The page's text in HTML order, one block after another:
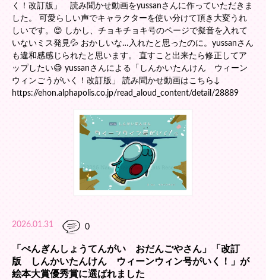
く！改訂版」 読み聞かせ動画をyussanさんに作っていただきま
した。 可愛らしい声でキャラクターを使い分けて頂き大変うれ
しいです。😍 しかし、チョキチョキ号のページで擬音を入れて
いないミス発見💦 おかしいな…入れたと思ったのに。yussanさん
も違和感感じられたと思います。 直すこと出来たら修正してア
ップしたい😅 yussanさんによる「しんかいたんけん ウィーン
ウィンごうがいく！改訂版」 読み聞かせ動画はこちら↓
https://ehon.alphapolis.co.jp/read_aloud_content/detail/28889
2026.01.31 0
「ぺんぎんしょうてんがい おだんごやさん」「改訂
版 しんかいたんけん ウィーンウィン号がいく！」が
絵本大賞優秀賞に選ばれました